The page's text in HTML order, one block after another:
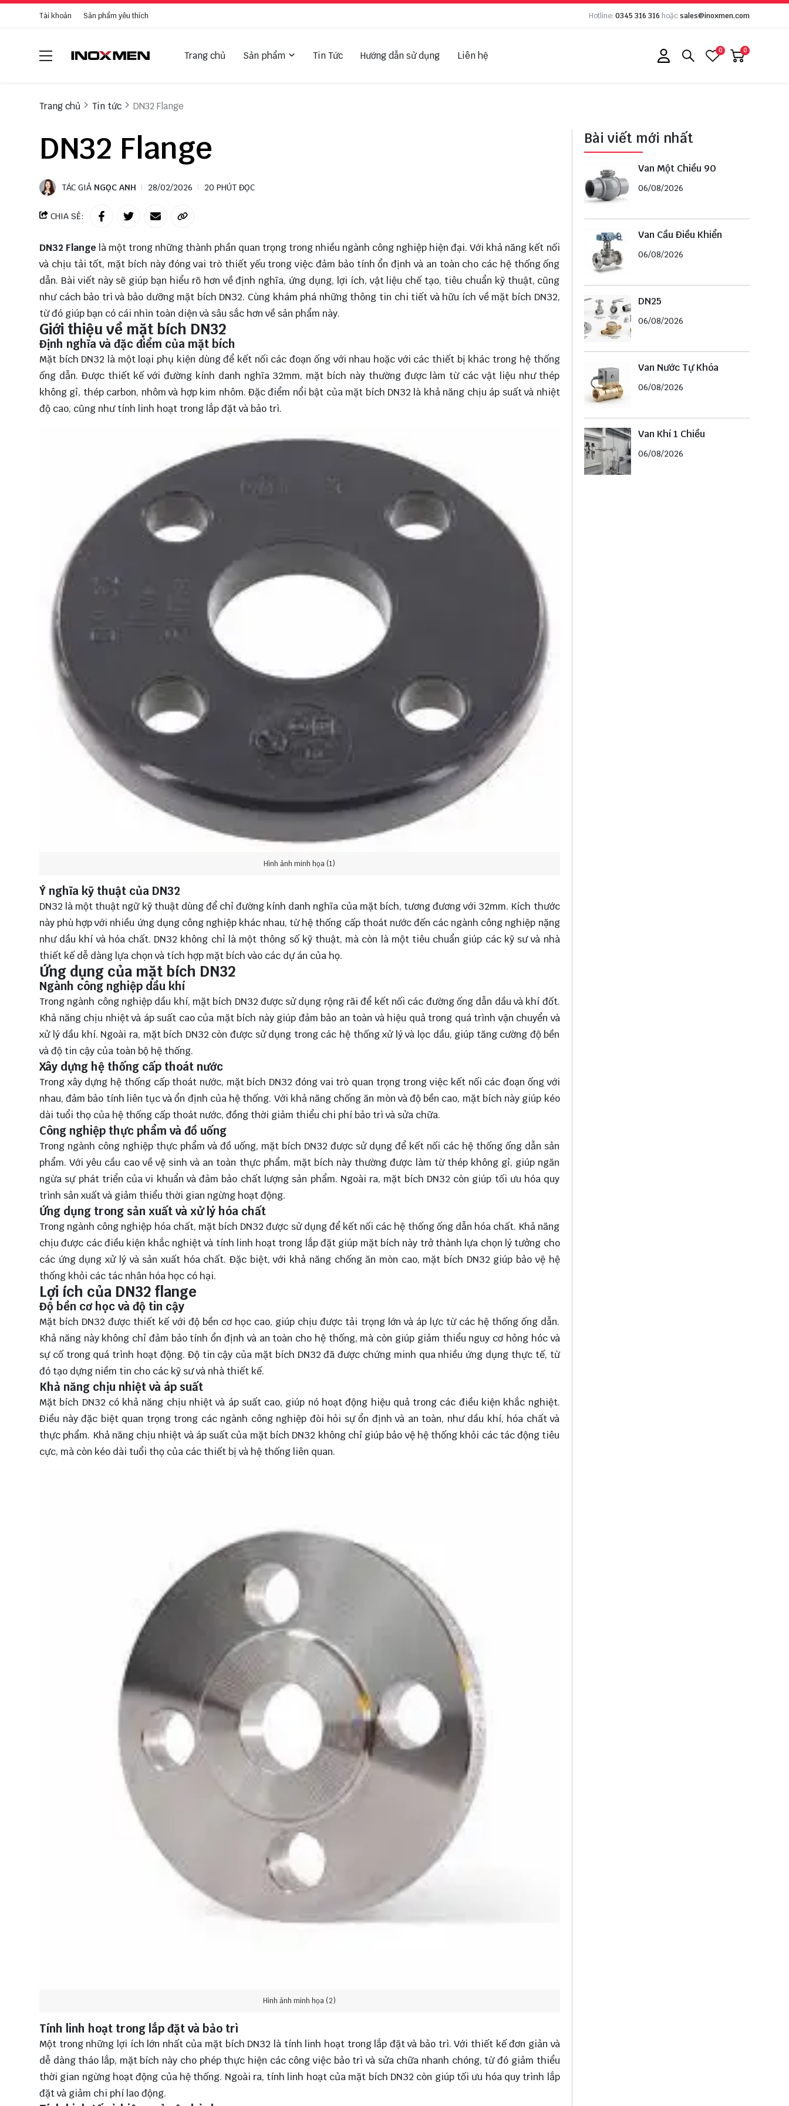
Tài khoản Sản phẩm yêu thích Hotline: 0345 316 316 hoặcsales@inoxmen.com
Trang chủ Sản phẩm Tin Tức Hướng dẫn sử dụng Liên hệ 0 0
Trang chủ Tin tức DN32 Flange
DN32 Flange
TÁC GIẢ NGỌC ANH 28/02/2026 20 PHÚT ĐỌC
CHIA SẺ:
DN32 Flange là một trong những thành phần quan trọng trong nhiều ngành công nghiệp hiện đại. Với khả năng kết nối
và chịu tải tốt, mặt bích này đóng vai trò thiết yếu trong việc đảm bảo tính ổn định và an toàn cho các hệ thống ống
dẫn. Bài viết này sẽ giúp bạn hiểu rõ hơn về định nghĩa, ứng dụng, lợi ích, vật liệu chế tạo, tiêu chuẩn kỹ thuật, cũng
như cách bảo trì và bảo dưỡng mặt bích DN32. Cùng khám phá những thông tin chi tiết và hữu ích về mặt bích DN32,
từ đó giúp bạn có cái nhìn toàn diện và sâu sắc hơn về sản phẩm này.
Giới thiệu về mặt bích DN32
Định nghĩa và đặc điểm của mặt bích
Mặt bích DN32 là một loại phụ kiện dùng để kết nối các đoạn ống với nhau hoặc với các thiết bị khác trong hệ thống
ống dẫn. Được thiết kế với đường kính danh nghĩa 32mm, mặt bích này thường được làm từ các vật liệu như thép
không gỉ, thép carbon, nhôm và hợp kim nhôm. Đặc điểm nổi bật của mặt bích DN32 là khả năng chịu áp suất và nhiệt
độ cao, cũng như tính linh hoạt trong lắp đặt và bảo trì.
Hình ảnh minh họa (1)
Ý nghĩa kỹ thuật của DN32
DN32 là một thuật ngữ kỹ thuật dùng để chỉ đường kính danh nghĩa của mặt bích, tương đương với 32mm. Kích thước
này phù hợp với nhiều ứng dụng công nghiệp khác nhau, từ hệ thống cấp thoát nước đến các ngành công nghiệp nặng
như dầu khí và hóa chất. DN32 không chỉ là một thông số kỹ thuật, mà còn là một tiêu chuẩn giúp các kỹ sư và nhà
thiết kế dễ dàng lựa chọn và tích hợp mặt bích vào các dự án của họ.
Ứng dụng của mặt bích DN32
Ngành công nghiệp dầu khí
Trong ngành công nghiệp dầu khí, mặt bích DN32 được sử dụng rộng rãi để kết nối các đường ống dẫn dầu và khí đốt.
Khả năng chịu nhiệt và áp suất cao của mặt bích này giúp đảm bảo an toàn và hiệu quả trong quá trình vận chuyển và
xử lý dầu khí. Ngoài ra, mặt bích DN32 còn được sử dụng trong các hệ thống xử lý và lọc dầu, giúp tăng cường độ bền
và độ tin cậy của toàn bộ hệ thống.
Xây dựng hệ thống cấp thoát nước
Trong xây dựng hệ thống cấp thoát nước, mặt bích DN32 đóng vai trò quan trọng trong việc kết nối các đoạn ống với
nhau, đảm bảo tính liên tục và ổn định của hệ thống. Với khả năng chống ăn mòn và độ bền cao, mặt bích này giúp kéo
dài tuổi thọ của hệ thống cấp thoát nước, đồng thời giảm thiểu chi phí bảo trì và sửa chữa.
Công nghiệp thực phẩm và đồ uống
Trong ngành công nghiệp thực phẩm và đồ uống, mặt bích DN32 được sử dụng để kết nối các hệ thống ống dẫn sản
phẩm. Với yêu cầu cao về vệ sinh và an toàn thực phẩm, mặt bích này thường được làm từ thép không gỉ, giúp ngăn
ngừa sự phát triển của vi khuẩn và đảm bảo chất lượng sản phẩm. Ngoài ra, mặt bích DN32 còn giúp tối ưu hóa quy
trình sản xuất và giảm thiểu thời gian ngừng hoạt động.
Ứng dụng trong sản xuất và xử lý hóa chất
Trong ngành công nghiệp hóa chất, mặt bích DN32 được sử dụng để kết nối các hệ thống ống dẫn hóa chất. Khả năng
chịu được các điều kiện khắc nghiệt và tính linh hoạt trong lắp đặt giúp mặt bích này trở thành lựa chọn lý tưởng cho
các ứng dụng xử lý và sản xuất hóa chất. Đặc biệt, với khả năng chống ăn mòn cao, mặt bích DN32 giúp bảo vệ hệ
thống khỏi các tác nhân hóa học có hại.
Lợi ích của DN32 flange
Độ bền cơ học và độ tin cậy
Mặt bích DN32 được thiết kế với độ bền cơ học cao, giúp chịu được tải trọng lớn và áp lực từ các hệ thống ống dẫn.
Khả năng này không chỉ đảm bảo tính ổn định và an toàn cho hệ thống, mà còn giúp giảm thiểu nguy cơ hỏng hóc và
sự cố trong quá trình hoạt động. Độ tin cậy của mặt bích DN32 đã được chứng minh qua nhiều ứng dụng thực tế, từ
đó tạo dựng niềm tin cho các kỹ sư và nhà thiết kế.
Khả năng chịu nhiệt và áp suất
Mặt bích DN32 có khả năng chịu nhiệt và áp suất cao, giúp nó hoạt động hiệu quả trong các điều kiện khắc nghiệt.
Điều này đặc biệt quan trọng trong các ngành công nghiệp đòi hỏi sự ổn định và an toàn, như dầu khí, hóa chất và
thực phẩm. Khả năng chịu nhiệt và áp suất của mặt bích DN32 không chỉ giúp bảo vệ hệ thống khỏi các tác động tiêu
cực, mà còn kéo dài tuổi thọ của các thiết bị và hệ thống liên quan.
Hình ảnh minh họa (2)
Tính linh hoạt trong lắp đặt và bảo trì
Một trong những lợi ích lớn nhất của mặt bích DN32 là tính linh hoạt trong lắp đặt và bảo trì. Với thiết kế đơn giản và
dễ dàng tháo lắp, mặt bích này cho phép thực hiện các công việc bảo trì và sửa chữa nhanh chóng, từ đó giảm thiểu
thời gian ngừng hoạt động của hệ thống. Ngoài ra, tính linh hoạt của mặt bích DN32 còn giúp tối ưu hóa quy trình lắp
đặt và giảm chi phí lao động.
Bài viết mới nhất
Van Một Chiều 90
06/08/2026
Van Cầu Điều Khiển
06/08/2026
DN25
06/08/2026
Van Nước Tự Khóa
06/08/2026
Van Khí 1 Chiều
06/08/2026